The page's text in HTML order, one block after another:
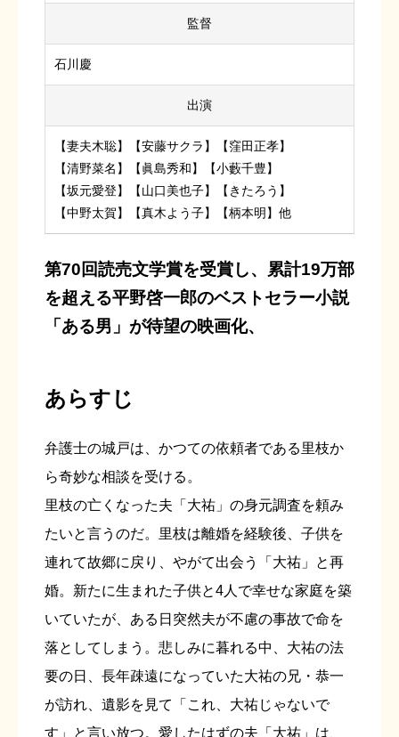
監督
石川慶
出演
【妻夫木聡】【安藤サクラ】【窪田正孝】
【清野菜名】【眞島秀和】【小藪千豊】
【坂元愛登】【山口美也子】【きたろう】
【中野太賀】【真木よう子】【柄本明】他
第70回読売文学賞を受賞し、累計19万部
を超える平野啓一郎のベストセラー小説
「ある男」が待望の映画化、
あらすじ
弁護士の城戸は、かつての依頼者である里枝か
ら奇妙な相談を受ける。
里枝の亡くなった夫「大祐」の身元調査を頼み
たいと言うのだ。里枝は離婚を経験後、子供を
連れて故郷に戻り、やがて出会う「大祐」と再
婚。新たに生まれた子供と4人で幸せな家庭を築
いていたが、ある日突然夫が不慮の事故で命を
落としてしまう。悲しみに暮れる中、大祐の法
要の日、長年疎遠になっていた大祐の兄・恭一
が訪れ、遺影を見て「これ、大祐じゃないで
す」と言い放つ。愛したはずの夫「大祐」は、